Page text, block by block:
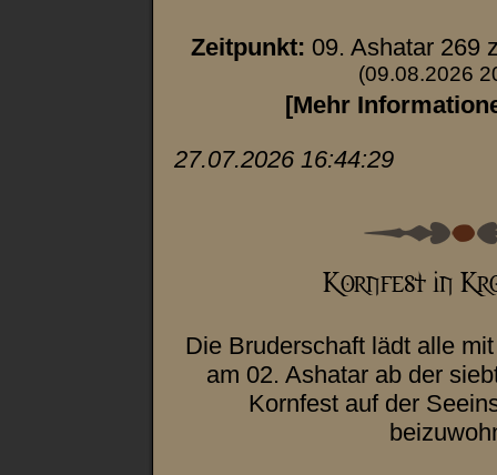
Zeitpunkt: 09. Ashatar 269
(09.08.2026
[Mehr
27.07.2026 16:44:29
Die Bruderschaft lädt alle
am 02. Ashatar ab der
Kornfest auf der